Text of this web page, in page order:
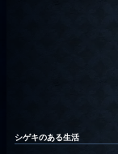
シゲキのある生活